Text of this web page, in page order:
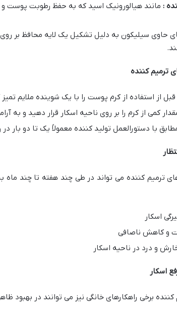
: مانند هیالورونیک اسید که به حفظ رطوبت پوست
حاوی سیلیکون به دلیل تشکیل یک لایه محافظ بر
ترمیم کننده
قبل از استفاده از کرم پوست را با یک شوینده ملایم تمیز
کمی از کرم را بر روی ناحیه اسکار قرار دهید و به
با دستورالعمل تولید کننده معمولاً یک تا دو بار
ترمیم کننده می تواند در طی چند هفته تا چند ماه
اسکار
و کاهش ناصافی
و درد در ناحیه اسکار
اسکار
برخی راهکارهای خانگی نیز می توانند در بهبود